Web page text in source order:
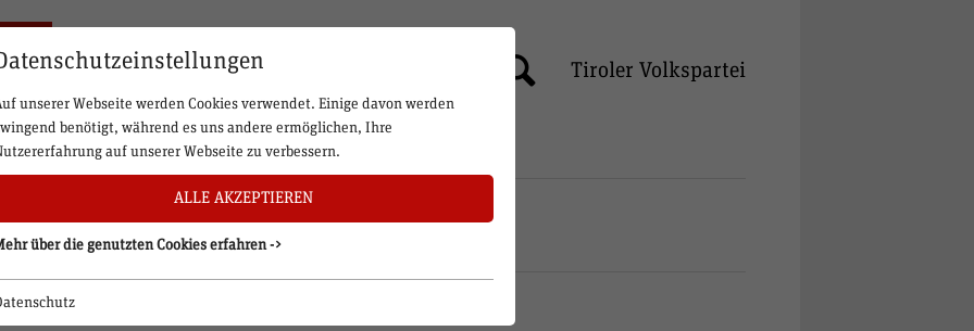
Tiroler Volkspartei
und Österreich
unserer Webseite werden Cookies verwendet. Einige davon werden
benötigt, während es uns andere ermöglichen, Ihre
auf unserer Webseite zu verbessern.
ALLE AKZEPTIEREN
über die genutzten Cookies erfahren ->